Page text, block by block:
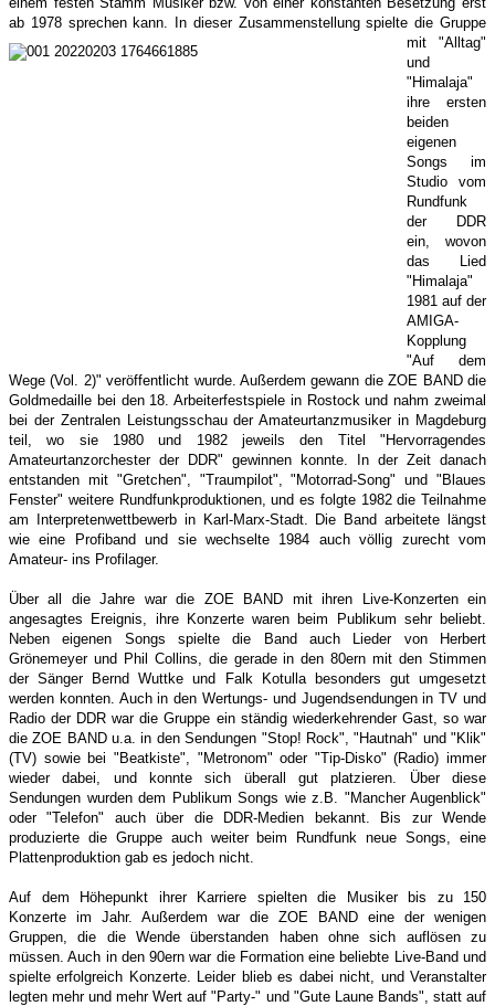
ab 1978 sprechen kann.
In dieser Zusammenstellung spielte die Gruppe
mit "Alltag"
und
"Himalaja"
ihre ersten
beiden
eigenen
Songs im
Studio vom
Rundfunk
der DDR
ein, wovon
das Lied
"Himalaja"
1981 auf der
AMIGA-
Kopplung
"Auf dem
Wege (Vol. 2)" veröffentlicht wurde. Außerdem gewann die ZOE BAND die
Goldmedaille bei den 18. Arbeiterfestspiele in Rostock und nahm zweimal
bei der Zentralen Leistungsschau der Amateurtanzmusiker in Magdeburg
teil, wo sie 1980 und 1982 jeweils den Titel "Hervorragendes
Amateurtanzorchester der DDR" gewinnen konnte. In der Zeit danach
entstanden mit "Gretchen", "Traumpilot", "Motorrad-Song" und "Blaues
Fenster" weitere Rundfunkproduktionen, und es folgte 1982 die Teilnahme
am Interpretenwettbewerb in Karl-Marx-Stadt. Die Band arbeitete längst
wie eine Profiband und sie wechselte 1984 auch völlig zurecht vom
Amateur- ins Profilager.
Über all die Jahre war die ZOE BAND mit ihren Live-Konzerten ein
angesagtes Ereignis, ihre Konzerte waren beim Publikum sehr beliebt.
Neben eigenen Songs spielte die Band auch Lieder von Herbert
Grönemeyer und Phil Collins, die gerade in den 80ern mit den Stimmen
der Sänger Bernd Wuttke und Falk Kotulla besonders gut umgesetzt
werden konnten. Auch in den Wertungs- und Jugendsendungen in TV und
Radio der DDR war die Gruppe ein ständig wiederkehrender Gast, so war
die ZOE BAND u.a. in den Sendungen "Stop! Rock", "Hautnah" und "Klik"
(TV) sowie bei "Beatkiste", "Metronom" oder "Tip-Disko" (Radio) immer
wieder dabei, und konnte sich überall gut platzieren. Über diese
Sendungen wurden dem Publikum Songs wie z.B. "Mancher Augenblick"
oder "Telefon" auch über die DDR-Medien bekannt. Bis zur Wende
produzierte die Gruppe auch weiter beim Rundfunk neue Songs, eine
Plattenproduktion gab es jedoch nicht.
Auf dem Höhepunkt ihrer Karriere spielten die Musiker bis zu 150
Konzerte im Jahr. Außerdem war die ZOE BAND eine der wenigen
Gruppen, die die Wende überstanden haben ohne sich auflösen zu
müssen. Auch in den 90ern war die Formation eine beliebte Live-Band und
spielte erfolgreich Konzerte. Leider blieb es dabei nicht, und Veranstalter
legten mehr und mehr Wert auf "Party-" und "Gute Laune Bands", statt auf